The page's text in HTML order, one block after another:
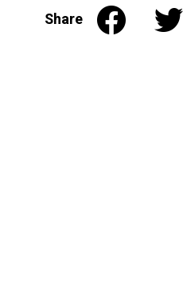
Share